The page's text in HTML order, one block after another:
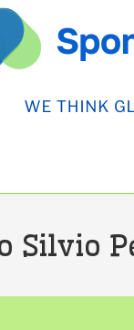
Silvio